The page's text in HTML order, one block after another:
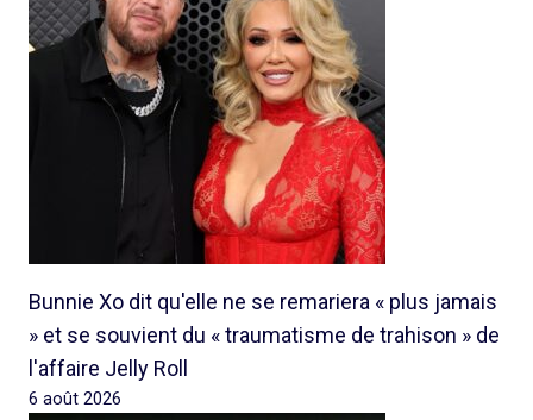
Bunnie Xo dit qu'elle ne se remariera « plus jamais
» et se souvient du « traumatisme de trahison » de
l'affaire Jelly Roll
6 août 2026